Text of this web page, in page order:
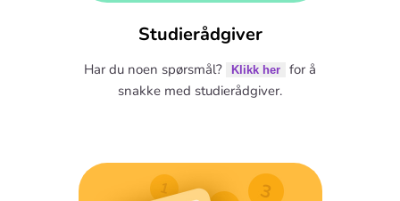
Studierådgiver
Har du noen spørsmål? Klikk her
for å
snakke med studierådgiver.